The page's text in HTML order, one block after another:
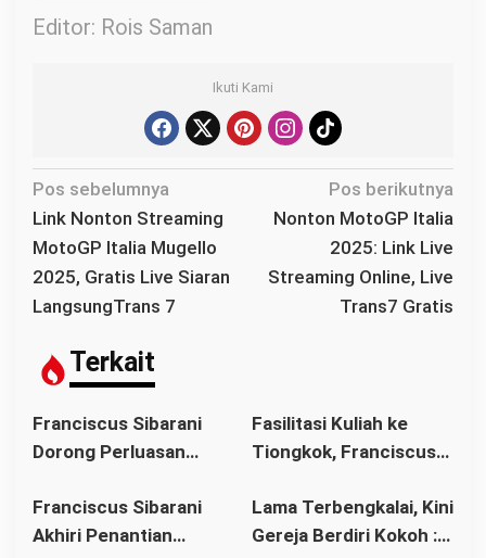
Editor: Rois Saman
Ikuti Kami
N
a
v
i
g
s
p
o
Pos sebelumnya
Link Nonton Streaming
MotoGP Italia Mugello
2025, Gratis Live Siaran
LangsungTrans 7
Pos berikutnya
Nonton MotoGP Italia
2025: Link Live
Streaming Online, Live
Trans7 Gratis
Terkait
Franciscus Sibarani
Dorong Perluasan
sebagai Upaya Cegah
Pernikahan Dini di
Fasilitasi Kuliah ke
Tiongkok, Franciscus
Tua Dukung Pendidikan
Anak
Franciscus Sibarani
Akhiri Penantian
Lama Terbengkalai, Kini
Gereja Berdiri Kokoh :